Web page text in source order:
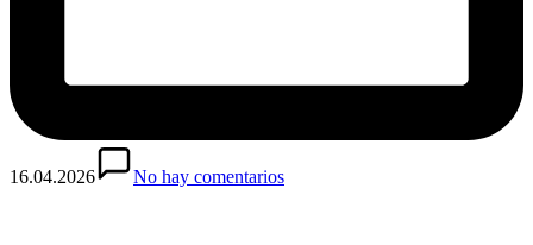
16.04.2026 No hay comentarios